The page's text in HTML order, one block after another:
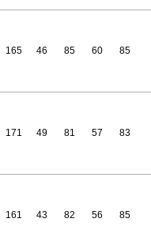
165 46 85 60 85
171 49 81 57 83
161 43 82 56 85